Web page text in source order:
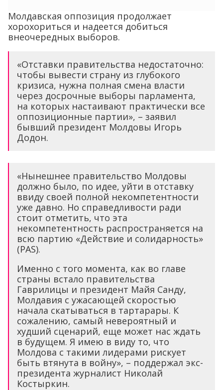
Молдавская оппозиция продолжает
хорохориться и надеется добиться
внеочередных выборов.
«Отставки правительства недостаточно:
чтобы вывести страну из глубокого
кризиса, нужна полная смена власти
через досрочные выборы парламента,
на которых настаивают практически все
оппозиционные партии», – заявил
бывший президент Молдовы Игорь
Додон.
«Нынешнее правительство Молдовы
должно было, по идее, уйти в отставку
ввиду своей полной некомпетентности
уже давно. Но справедливости ради
стоит отметить, что эта
некомпетентность распространяется на
всю партию «Действие и солидарность»
(PAS).
Именно с того момента, как во главе
страны встало правительства
Гаврилицы и президент Майя Санду,
Молдавия с ужасающей скоростью
начала скатываться в тартарары. К
сожалению, самый невероятный и
худший сценарий, еще может нас ждать
в будущем. Я имею в виду то, что
Молдова с такими лидерами рискует
быть втянута в войну», – поддержал экс-
президента журналист Николай
Костыркин.